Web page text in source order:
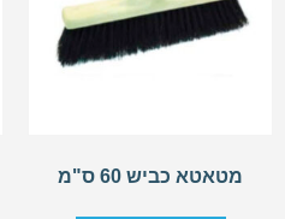
מטאטא כביש 60 ס"מ